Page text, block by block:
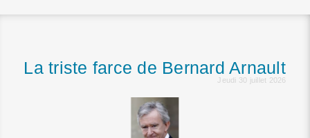
La triste farce de Bernard Arnault
Jeudi 30 juillet 2026